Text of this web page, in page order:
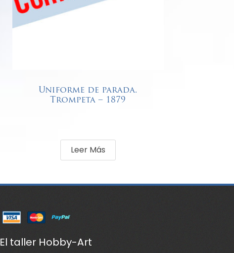
Uniforme de parada.
Trompeta – 1879
Leer Más
El taller Hobby-Art